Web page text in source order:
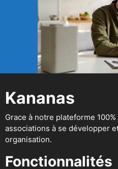
Kananas
Grace à notre plateforme
associations à se développer
organisation.
Fonctionnalités